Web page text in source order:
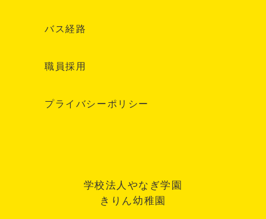
バス経路
職員採用
プライバシーポリシー
学校法人やなぎ学園
きりん幼稚園